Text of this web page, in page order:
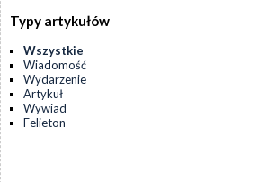
Typy artykułów
Wszystkie
Wiadomość
Wydarzenie
Artykuł
Wywiad
Felieton